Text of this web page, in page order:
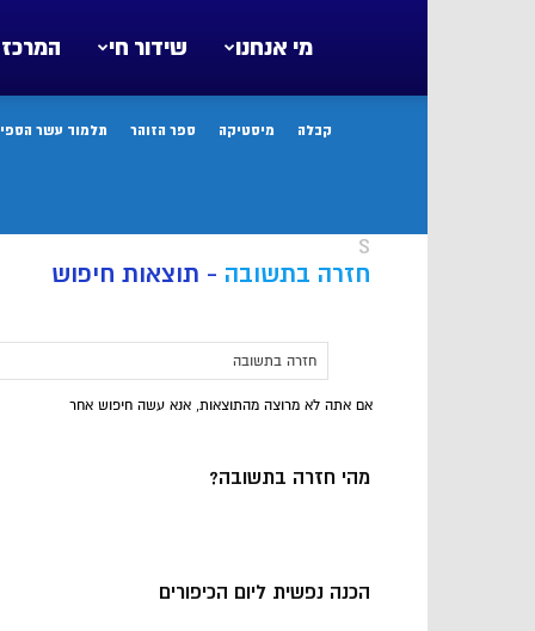
המרכז שידור חי מי אנחנו
קבלה מיסטיקה ספר הזוהר תלמוד עשר
S
חזרה בתשובה - תוצאות חיפוש
אם אתה לא מרוצה מהתוצאות, אנא עשה חיפוש אחר
מהי חזרה בתשובה?
הכנה נפשית ליום הכיפורים